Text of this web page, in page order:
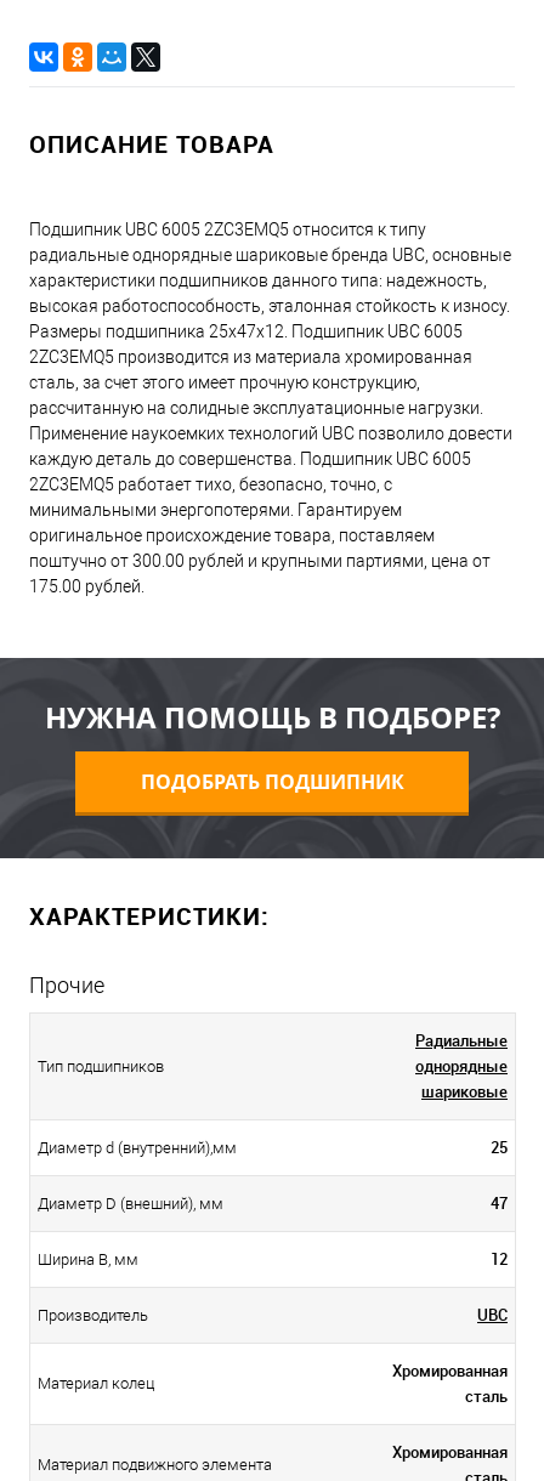
ОПИСАНИЕ ТОВАРА
Подшипник UBC 6005 2ZC3EMQ5 относится к типу
радиальные однорядные шариковые бренда UBC, основные
характеристики подшипников данного типа: надежность,
высокая работоспособность, эталонная стойкость к износу.
Размеры подшипника 25x47x12. Подшипник UBC 6005
2ZC3EMQ5 производится из материала хромированная
сталь, за счет этого имеет прочную конструкцию,
рассчитанную на солидные эксплуатационные нагрузки.
Применение наукоемких технологий UBC позволило довести
каждую деталь до совершенства. Подшипник UBC 6005
2ZC3EMQ5 работает тихо, безопасно, точно, с
минимальными энергопотерями. Гарантируем
оригинальное происхождение товара, поставляем
поштучно от 300.00 рублей и крупными партиями, цена от
175.00 рублей.
НУЖНА ПОМОЩЬ В ПОДБОРЕ?
ПОДОБРАТЬ ПОДШИПНИК
ХАРАКТЕРИСТИКИ:
Прочие
Тип подшипников
Радиальные
однорядные
шариковые
Диаметр d (внутренний),мм 25
Диаметр D (внешний), мм 47
Ширина B, мм 12
Производитель UBC
Материал колец
Хромированная
сталь
Материал подвижного элемента
Хромированная